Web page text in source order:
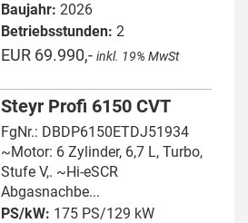
Baujahr: 2026
Betriebsstunden: 2
EUR 69.990,- inkl. 19% MwSt
Steyr Profi 6150 CVT
FgNr.: DBDP6150ETDJ51934
~Motor: 6 Zylinder, 6,7 L, Turbo,
Stufe V,. ~Hi-eSCR
Abgasnachbe...
PS/kW: 175 PS/129 kW